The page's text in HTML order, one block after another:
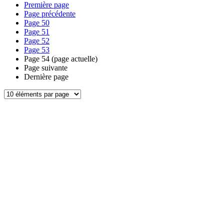
Première page
Page précédente
Page 50
Page 51
Page 52
Page 53
Page 54 (page actuelle)
Page suivante
Dernière page